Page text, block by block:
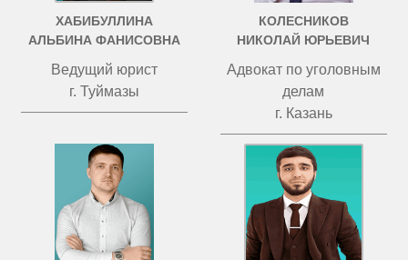
ХАБИБУЛЛИНА
АЛЬБИНА ФАНИСОВНА
Ведущий юрист
г. Туймазы
КОЛЕСНИКОВ
НИКОЛАЙ ЮРЬЕВИЧ
Адвокат по уголовным
делам
г. Казань